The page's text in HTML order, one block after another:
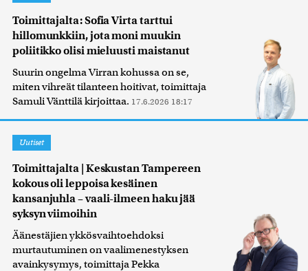
Toimittajalta: Sofia Virta tarttui
hillomunkkiin, jota moni muukin
poliitikko olisi mieluusti maistanut
Suurin ongelma Virran kohussa on se,
miten vihreät tilanteen hoitivat, toimittaja
Samuli Vänttilä kirjoittaa. 17.6.2026 18:17
Uutiset
Toimittajalta | Keskustan Tampereen
kokous oli leppoisa kesäinen
kansanjuhla – vaali-ilmeen haku jää
syksyn viimoihin
Äänestäjien ykkösvaihtoehdoksi
murtautuminen on vaalimenestyksen
avainkysymys, toimittaja Pekka